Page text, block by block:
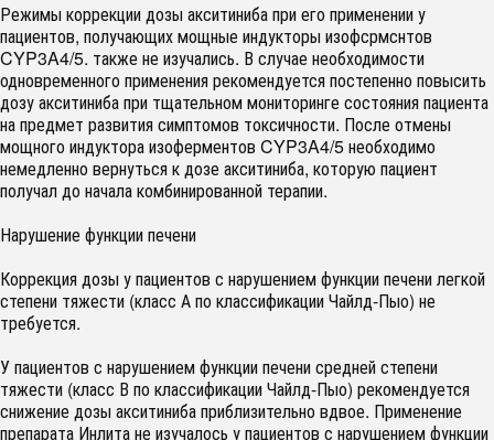
Режимы коррекции дозы акситиниба при его применении у
пациентов, получающих мощные индукторы изофсрмснтов
CYP3A4/5. также не изучались. В случае необходимости
одновременного применения рекомендуется постепенно повысить
дозу акситиниба при тщательном мониторинге состояния пациента
на предмет развития симптомов токсичности. После отмены
мощного индуктора изоферментов CYP3A4/5 необходимо
немедленно вернуться к дозе акситиниба, которую пациент
получал до начала комбинированной терапии.
Нарушение функции печени
Коррекция дозы у пациентов с нарушением функции печени легкой
степени тяжести (класс А по классификации Чайлд-Пыо) не
требуется.
У пациентов с нарушением функции печени средней степени
тяжести (класс В по классификации Чайлд-Пыо) рекомендуется
снижение дозы акситиниба приблизительно вдвое. Применение
препарата Инлита не изучалось у пациентов с нарушением функции